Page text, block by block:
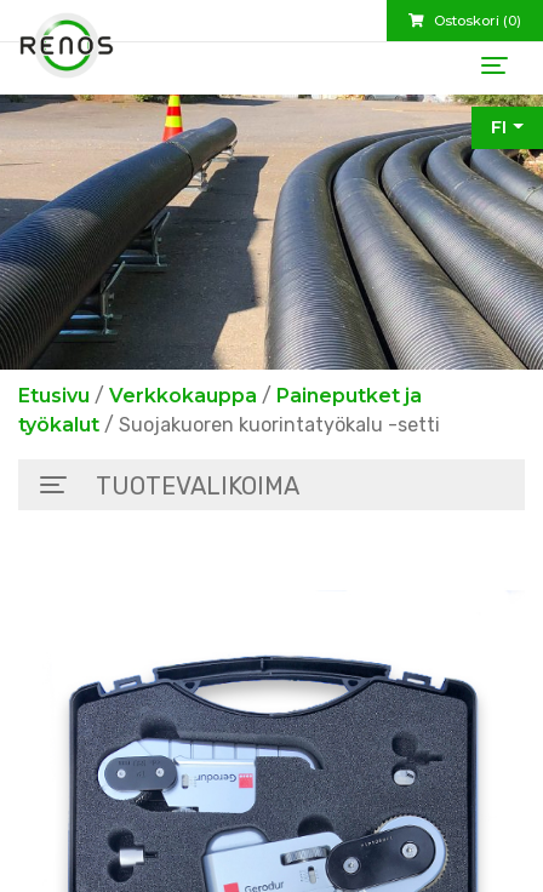
Ostoskori (0)
FI
Etusivu / Verkkokauppa / Paineputket ja
työkalut / Suojakuoren kuorintatyökalu -setti
TUOTEVALIKOIMA